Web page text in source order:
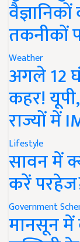
तकनीकों
Weather
अगले 12
कहर!
राज्यों में
Lifestyle
सावन में
करें
Government
मानसून